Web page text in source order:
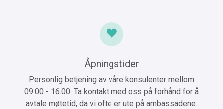
Åpningstider
Personlig betjening av våre konsulenter mellom
09.00 - 16.00. Ta kontakt med oss på forhånd for å
avtale møtetid, da vi ofte er ute på ambassadene.